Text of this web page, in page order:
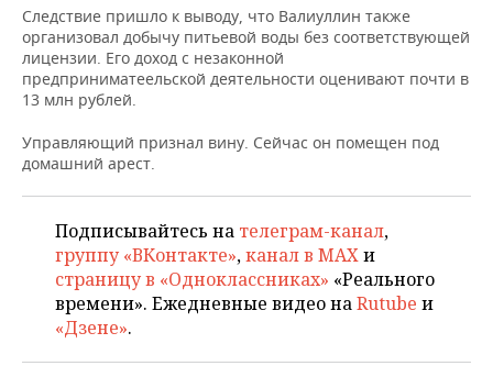
ONLINE-КОНФЕРЕНЦИИ
ОТКРЫТАЯ ЛЕКЦИЯ
ХОККЕЙ
БАСКЕТБОЛ
ВОЛЕЙБОЛ
ФИГУРНОЕ КАТАНИЕ
ВОДНЫЕ ВИДЫ СПОРТА
ХОККЕЙ С МЯЧОМ
ВЛАСТЬ
ИНФРАСТРУКТУРА
ИСТОРИЯ
МЕДИЦИНА
ОБРАЗОВАНИЕ
ПРОИСШЕСТВИЯ
СЮЖЕТЫ
СПРАВОЧНИК
СПИСОК ПЕРСОН
ПОЛНАЯ ВЕРСИЯ
Следствие пришло к выводу, что Валиуллин также
организовал добычу питьевой воды без соответствующей
лицензии. Его доход с незаконной
предприниматеельской деятельности оценивают почти в
13 млн рублей.
Управляющий признал вину. Сейчас он помещен под
домашний арест.
Подписывайтесь на телеграм-канал,
группу «ВКонтакте»,канал в MAXи
страницу в «Одноклассниках» «Реального
времени». Ежедневные видео наRutube и
«Дзене».